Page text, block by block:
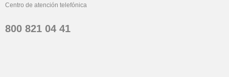
Centro de atención telefónica
800 821 04 41